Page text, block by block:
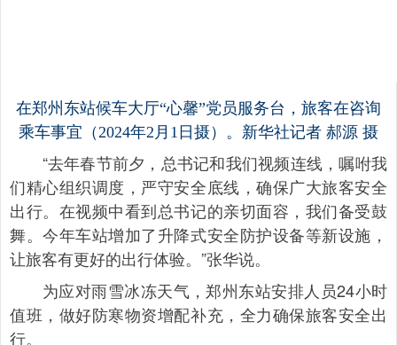
在郑州东站候车大厅“心馨”党员服务台，旅客在咨询
乘车事宜（2024年2月1日摄）。新华社记者 郝源 摄
“去年春节前夕，总书记和我们视频连线，嘱咐我
们精心组织调度，严守安全底线，确保广大旅客安全
出行。在视频中看到总书记的亲切面容，我们备受鼓
舞。今年车站增加了升降式安全防护设备等新设施，
让旅客有更好的出行体验。”张华说。
为应对雨雪冰冻天气，郑州东站安排人员24小时
值班，做好防寒物资增配补充，全力确保旅客安全出
行。